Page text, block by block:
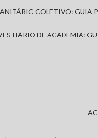
COLETIVO: GUIA
DE ACADEMIA: